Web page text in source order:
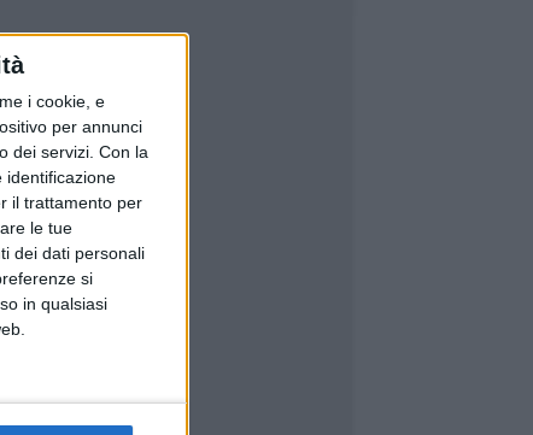
i cookie, e
per annunci
dei servizi. Con la
identificazione
il trattamento per
le tue
dei dati personali
si
in qualsiasi